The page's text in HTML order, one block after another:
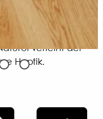
Der
das Bürsten
lässt den Boden
verleiht der
Haptik.